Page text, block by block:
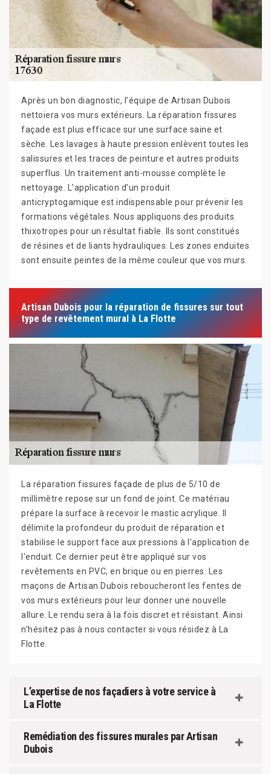
Après un bon diagnostic, l’équipe de Artisan Dubois
nettoiera vos murs extérieurs. La réparation fissures
façade est plus efficace sur une surface saine et
sèche. Les lavages à haute pression enlèvent toutes les
salissures et les traces de peinture et autres produits
superflus. Un traitement anti-mousse complète le
nettoyage. L’application d’un produit
anticryptogamique est indispensable pour prévenir les
formations végétales. Nous appliquons des produits
thixotropes pour un résultat fiable. Ils sont constitués
de résines et de liants hydrauliques. Les zones enduites
sont ensuite peintes de la même couleur que vos murs.
Artisan Dubois pour la réparation de fissures sur tout
type de revêtement mural à La Flotte
La réparation fissures façade de plus de 5/10 de
millimètre repose sur un fond de joint. Ce matériau
prépare la surface à recevoir le mastic acrylique. Il
délimite la profondeur du produit de réparation et
stabilise le support face aux pressions à l'application de
l'enduit. Ce dernier peut être appliqué sur vos
revêtements en PVC, en brique ou en pierres. Les
maçons de Artisan Dubois reboucheront les fentes de
vos murs extérieurs pour leur donner une nouvelle
allure. Le rendu sera à la fois discret et résistant. Ainsi
n’hésitez pas à nous contacter si vous résidez à La
Flotte.
L’expertise de nos façadiers à votre service à
La Flotte
Remédiation des fissures murales par Artisan
Dubois